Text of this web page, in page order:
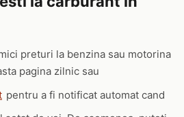
preturi la benzina sau motorina
pagina zilnic sau
pentru a fi notificat automat cand